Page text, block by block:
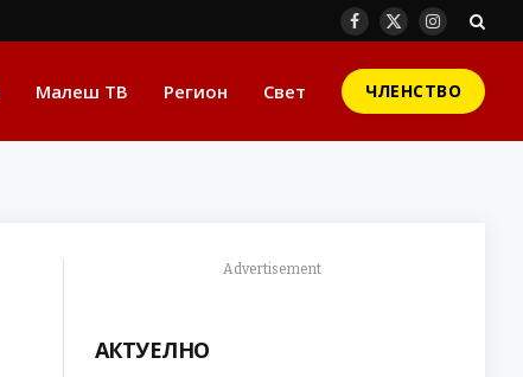
Facebook
X
Instagram
Малеш ТВ Регион Свет ЧЛЕНСТВО
Advertisement
АКТУЕЛНО